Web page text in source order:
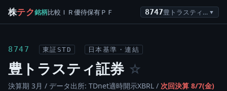
株テク銘柄比較 ＩＲ優待保有ＰＦ 8747 豊トラスティ証券 ▼
8747 東証STD 日本基準・連結
豊トラスティ証券 ☆
決算期 3月 / データ出所: TDnet適時開示XBRL / 次回決算 8/7(金)